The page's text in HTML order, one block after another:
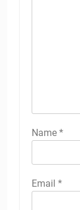
Name *
Email *